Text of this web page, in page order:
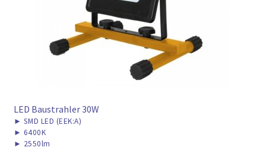
► VERSANDARTEN
LED Baustrahler 30W
► SMD LED (EEK:A)
► 6400K
► 2550lm